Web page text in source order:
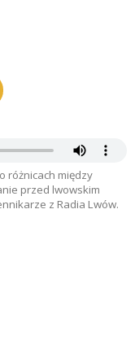
różnicach między
przed lwowskim
z Radia Lwów.